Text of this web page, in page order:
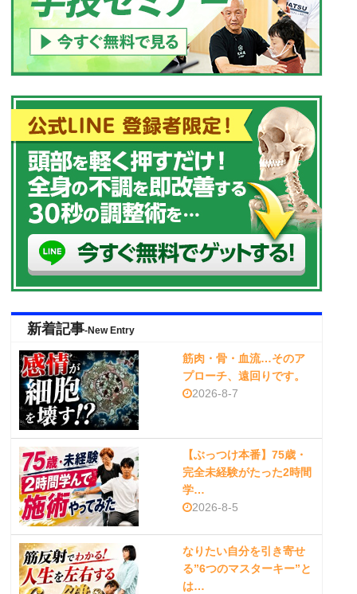
新着記事-New Entry
筋肉・骨・血流…そのア
プローチ、遠回りです。
2026-8-7
【ぶっつけ本番】75歳・
完全未経験がたった2時間
学…
2026-8-5
なりたい自分を引き寄せ
る”6つのマスターキー”と
は…